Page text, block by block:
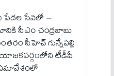
పేదల సేవలో –
సీఎం చంద్రబాబు
సీహెచ్‌ గున్నేపల్లి
టీడీపీ
సమావేశంలో